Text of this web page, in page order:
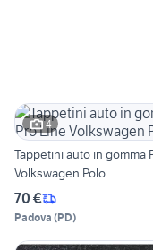
4
Tappetini auto in gomma
Volkswagen Polo
70 €
Padova (PD)